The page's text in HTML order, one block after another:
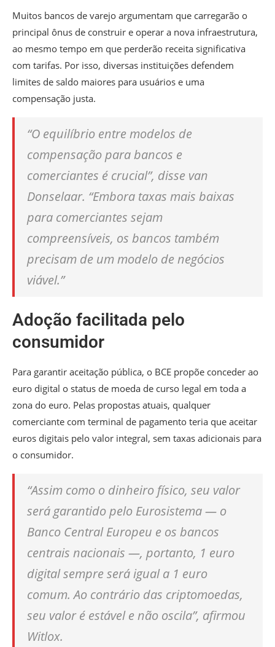
Muitos bancos de varejo argumentam que carregarão o
principal ônus de construir e operar a nova infraestrutura,
ao mesmo tempo em que perderão receita significativa
com tarifas. Por isso, diversas instituições defendem
limites de saldo maiores para usuários e uma
compensação justa.
“O equilíbrio entre modelos de
compensação para bancos e
comerciantes é crucial”, disse van
Donselaar. “Embora taxas mais baixas
para comerciantes sejam
compreensíveis, os bancos também
precisam de um modelo de negócios
viável.”
Adoção facilitada pelo
consumidor
Para garantir aceitação pública, o BCE propõe conceder ao
euro digital o status de moeda de curso legal em toda a
zona do euro. Pelas propostas atuais, qualquer
comerciante com terminal de pagamento teria que aceitar
euros digitais pelo valor integral, sem taxas adicionais para
o consumidor.
“Assim como o dinheiro físico, seu valor
será garantido pelo Eurosistema — o
Banco Central Europeu e os bancos
centrais nacionais —, portanto, 1 euro
digital sempre será igual a 1 euro
comum. Ao contrário das criptomoedas,
seu valor é estável e não oscila”, afirmou
Witlox.